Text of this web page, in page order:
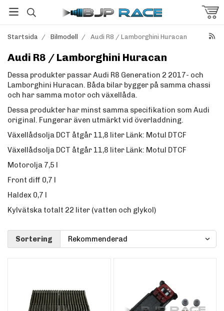
Startsida / Bilmodell / Audi R8 / Lamborghini Huracan
Audi R8 / Lamborghini Huracan
Dessa produkter passar Audi R8 Generation 2 2017- och
Lamborghini Huracan. Båda bilar bygger på samma chassi
och har samma motor och växellåda.
Dessa produkter har minst samma specifikation som Audi
original. Fungerar även utmärkt vid överladdning.
Växellådsolja DCT åtgår 11,8 liter Länk: Motul DTCF
Växellådsolja DCT åtgår 11,8 liter Länk: Motul DTCF
Motorolja 7,5 l
Front diff 0,7 l
Haldex 0,7 l
Kylvätska totalt 22 liter (vatten och glykol)
Sortering